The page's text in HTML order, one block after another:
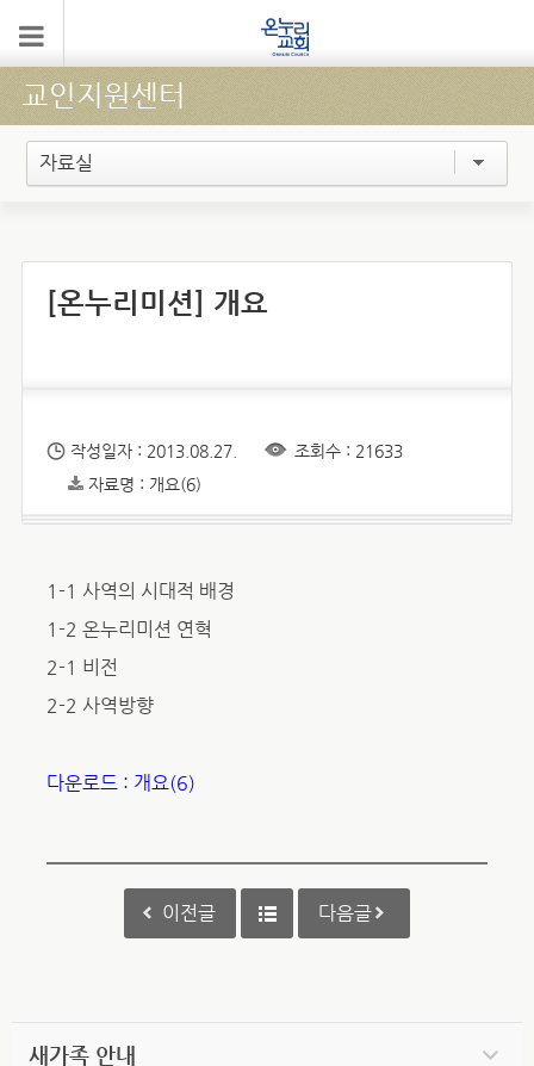
교인지원센터
자료실
[온누리미션] 개요
작성일자 : 2013.08.27.
조회수 : 21633
자료명 : 개요(6)
1-1 사역의 시대적 배경
1-2 온누리미션 연혁
2-1 비전
2-2 사역방향
다운로드 : 개요(6)
이전글 다음글
새가족 안내